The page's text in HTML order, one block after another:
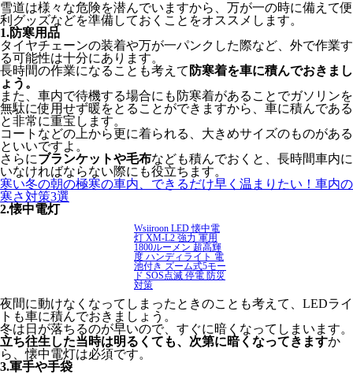
雪道は様々な危険を潜んでいますから、万が一の時に備えて便
利グッズなどを準備しておくことをオススメします。
1.防寒用品
タイヤチェーンの装着や万が一パンクした際など、外で作業す
る可能性は十分にあります。
長時間の作業になることも考えて 防寒着を車に積んでおきまし
ょう。
また、車内で待機する場合にも防寒着があることでガソリンを
無駄に使用せず暖をとることができますから、車に積んである
と非常に重宝します。
コートなどの上から更に着られる、大きめサイズのものがある
といいですよ。
さらにブランケットや毛布なども積んでおくと、長時間車内に
いなければならない際にも役立ちます。
寒い冬の朝の極寒の車内、できるだけ早く温まりたい！車内の
寒さ対策3選
2.懐中電灯
Wsiiroon LED 懐中電
灯 XM-L2 強力 軍用
1800ルーメン 超高輝
度 ハンディライト 電
池付き ズーム式5モー
ド SOS点滅 停電 防災
対策
夜間に動けなくなってしまったときのことも考えて、LEDライ
トも車に積んでおきましょう。
冬は日が落ちるのが早いので、すぐに暗くなってしまいます。
立ち往生した当時は明るくても、次第に暗くなってきますか
ら、懐中電灯は必須です。
3.軍手や手袋